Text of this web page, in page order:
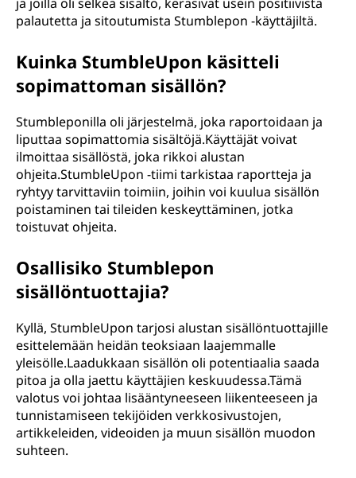
palautetta ja sitoutumista Stumblepon -käyttäjiltä.
Kuinka StumbleUpon käsitteli
sopimattoman sisällön?
Stumbleponilla oli järjestelmä, joka raportoidaan ja
liputtaa sopimattomia sisältöjä.Käyttäjät voivat
ilmoittaa sisällöstä, joka rikkoi alustan
ohjeita.StumbleUpon -tiimi tarkistaa raportteja ja
ryhtyy tarvittaviin toimiin, joihin voi kuulua sisällön
poistaminen tai tileiden keskeyttäminen, jotka
toistuvat ohjeita.
Osallisiko Stumblepon
sisällöntuottajia?
Kyllä, StumbleUpon tarjosi alustan sisällöntuottajille
esittelemään heidän teoksiaan laajemmalle
yleisölle.Laadukkaan sisällön oli potentiaalia saada
pitoa ja olla jaettu käyttäjien keskuudessa.Tämä
valotus voi johtaa lisääntyneeseen liikenteeseen ja
tunnistamiseen tekijöiden verkkosivustojen,
artikkeleiden, videoiden ja muun sisällön muodon
suhteen.